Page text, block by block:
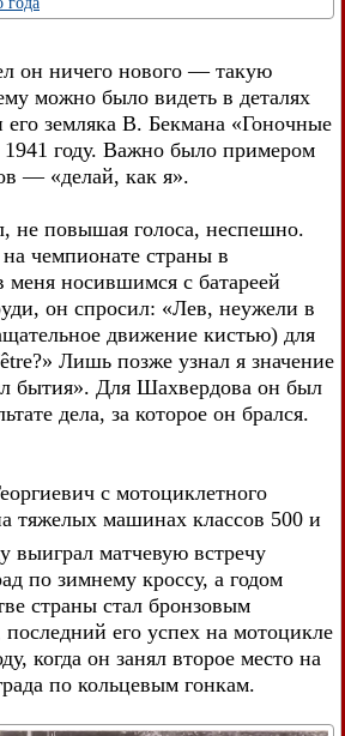
он ничего нового — такую
можно было видеть в деталях
его земляка В. Бекмана «Гоночные
году. Важно было примером
— «делай, как я».
не повышая голоса, неспешно.
чемпионате страны в
меня носившимся с батареей
он спросил: «Лев, неужели в
движение кистью) для
Лишь позже узнал я значение
бытия». Для Шахвердова он был
дела, за которое он брался.
с мотоциклетного
тяжелых машинах классов 500 и
выиграл матчевую встречу
по зимнему кроссу, а годом
страны стал бронзовым
его успех на мотоцикле
когда он занял второе место на
по кольцевым гонкам.